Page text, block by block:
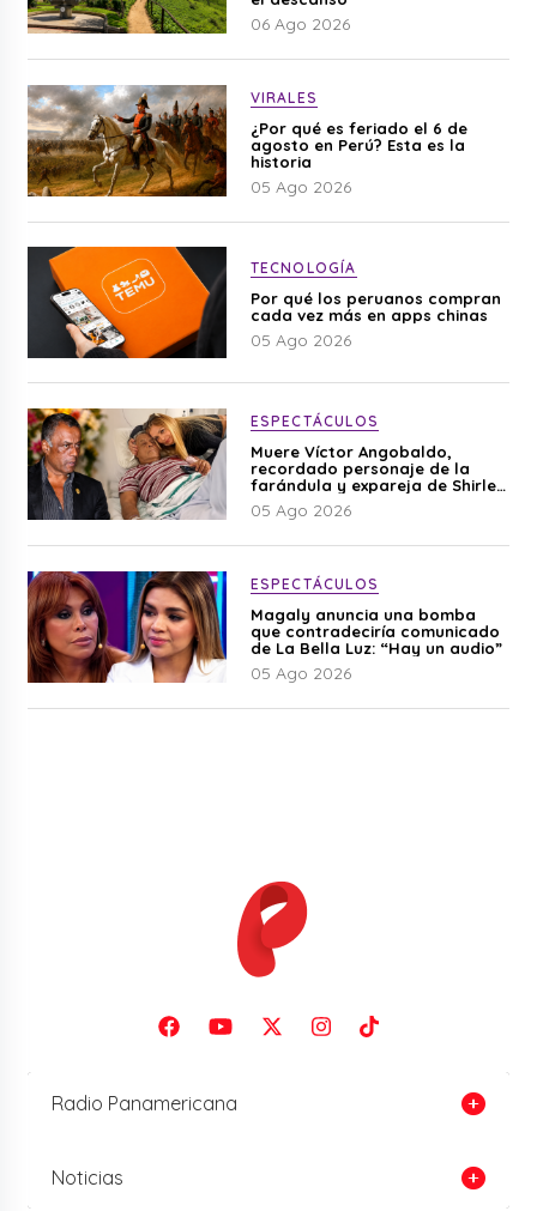
06 Ago 2026
VIRALES
¿Por qué es feriado el 6 de
agosto en Perú? Esta es la
historia
05 Ago 2026
TECNOLOGÍA
Por qué los peruanos compran
cada vez más en apps chinas
05 Ago 2026
ESPECTÁCULOS
Muere Víctor Angobaldo,
recordado personaje de la
farándula y expareja de Shirley
Cherres
05 Ago 2026
ESPECTÁCULOS
Magaly anuncia una bomba
que contradeciría comunicado
de La Bella Luz: “Hay un audio”
05 Ago 2026
Radio Panamericana
Noticias